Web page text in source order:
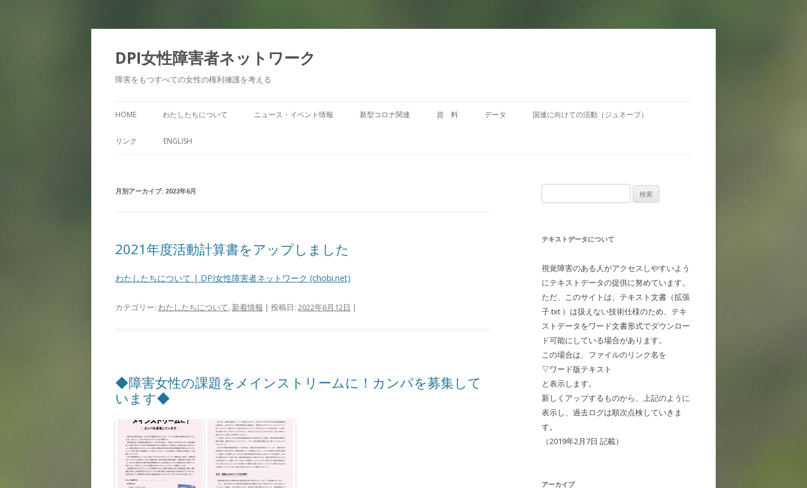
DPI女性障害者ネットワーク
障害をもつすべての女性の権利擁護を考える
ン
テ
HOME わたしたちについて ニュース・イベント情報 新型コロナ関連 資 料 データ 国連に向けての活動（ジュネーブ）
リンク ENGLISH
月別アーカイブ: 2022年6月
2021年度活動計算書をアップしました
わたしたちについて | DPI女性障害者ネットワーク (chobi.net)
カテゴリー: わたしたちについて, 新着情報 | 投稿日: 2022年6月12日 |
◆障害女性の課題をメインストリームに！カンパを募集して
います◆
索:
テキストデータについて
視覚障害のある人がアクセスしやすいよう
にテキストデータの提供に努めています。
ただ、このサイトは、テキスト文書（拡張
子.txt ）は扱えない技術仕様のため、テキ
ストデータをワード文書形式でダウンロー
ド可能にしている場合があります。
この場合は、ファイルのリンク名を
▽ワード版テキスト
と表示します。
新しくアップするものから、上記のように
表示し、過去ログは順次点検していきま
す。
（2019年2月7日 記載）
アーカイブ